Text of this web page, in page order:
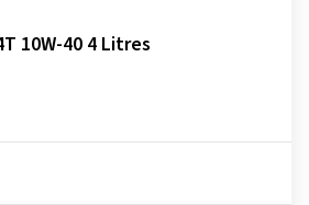
10W-40 4 Litres